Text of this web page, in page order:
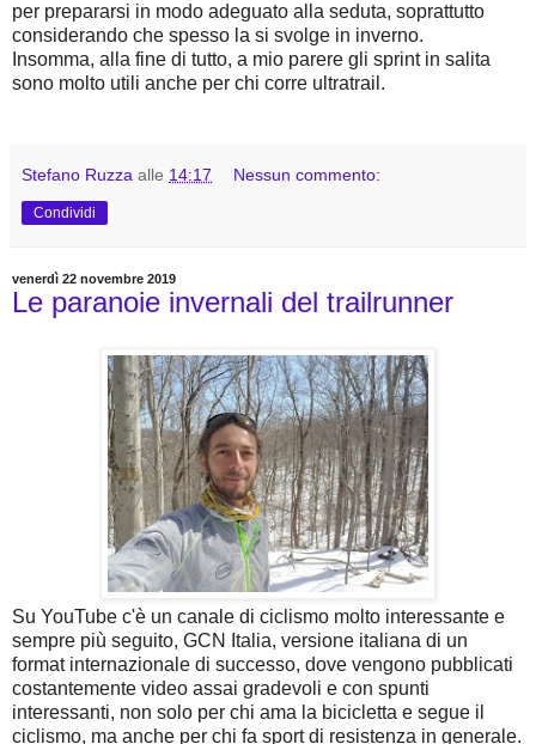
per prepararsi in modo adeguato alla seduta, soprattutto
considerando che spesso la si svolge in inverno.
Insomma, alla fine di tutto, a mio parere gli sprint in salita
sono molto utili anche per chi corre ultratrail.
Stefano Ruzza alle 14:17 Nessun commento:
Condividi
venerdì 22 novembre 2019
Le paranoie invernali del trailrunner
Su YouTube c'è un canale di ciclismo molto interessante e
sempre più seguito, GCN Italia, versione italiana di un
format internazionale di successo, dove vengono pubblicati
costantemente video assai gradevoli e con spunti
interessanti, non solo per chi ama la bicicletta e segue il
ciclismo, ma anche per chi fa sport di resistenza in generale.